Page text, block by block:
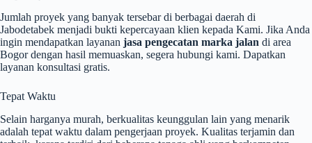
Jumlah proyek yang banyak tersebar di berbagai daerah di
Jabodetabek menjadi bukti kepercayaan klien kepada Kami. Jika Anda
ingin mendapatkan layanan jasa pengecatan marka jalan di area
Bogor dengan hasil memuaskan, segera hubungi kami. Dapatkan
layanan konsultasi gratis.
Tepat Waktu
Selain harganya murah, berkualitas keunggulan lain yang menarik
adalah tepat waktu dalam pengerjaan proyek. Kualitas terjamin dan